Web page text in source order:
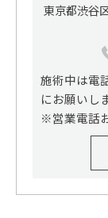
東京都渋谷
施術中は電
にお願いし
※営業電話